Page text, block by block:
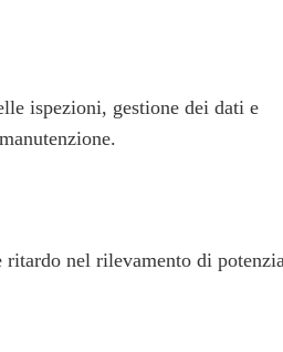
ispezioni, gestione dei dati e
ritardo nel rilevamento di